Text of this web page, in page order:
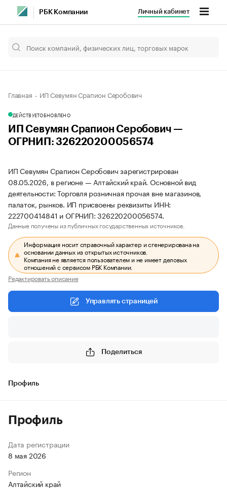
РБК Компании Личный кабинет
Главная ИП Севумян Срапион Серобович
ДЕЙСТВУЕТОБНОВЛЕНО
ИП Севумян Срапион Серобович —
ОГРНИП: 326220200056574
ИП Севумян Срапион Серобович зарегистрирован
08.05.2026, в регионе — Алтайский край. Основной вид
деятельности: Торговля розничная прочая вне магазинов,
палаток, рынков. ИП присвоены реквизиты ИНН:
222700414841 и ОГРНИП: 326220200056574.
Данные получены из публичных государственных источников.
Информация носит справочный характер и сгенерирована на
основании данных из открытых источников.
Компания не является пользователем и не имеет деловых
отношений с сервисом РБК Компании.
Редактировать описание
Управлять страницей
Поделиться
Профиль
Профиль
Дата регистрации
8 мая 2026
Регион
Алтайский край